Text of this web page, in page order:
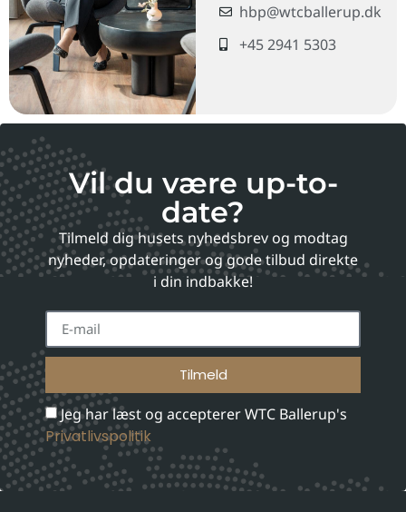
hbp@wtcballerup.dk
+45 2941 5303
Vil du være up-to-
date?
Tilmeld dig husets nyhedsbrev og modtag
nyheder, opdateringer og gode tilbud direkte
i din indbakke!
Jeg har læst og accepterer WTC Ballerup's
Privatlivspolitik
Tilmeld